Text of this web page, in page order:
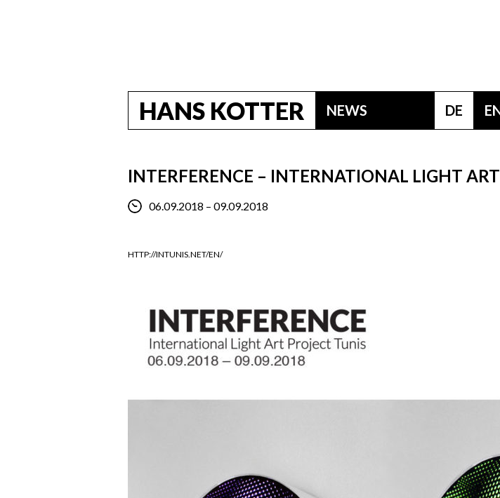
HANS KOTTER NEWS DE
INTERFERENCE – INTERNATIONAL LIGHT
06.09.2018 – 09.09.2018
HTTP://INTUNIS.NET/EN/